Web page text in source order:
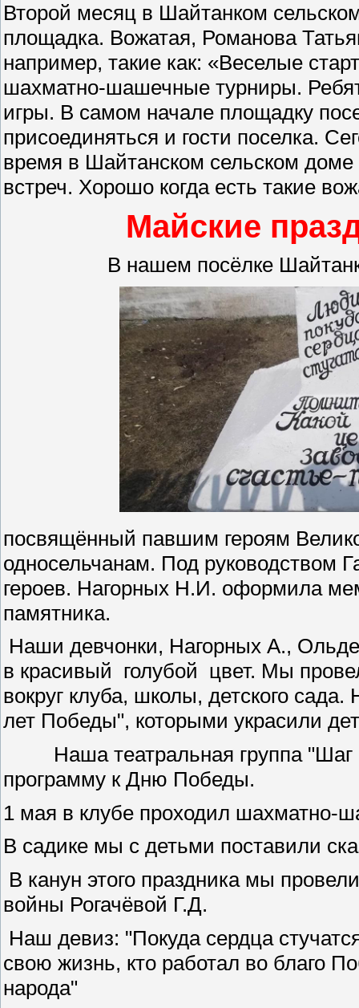
Второй месяц в Шайтанком
площадка. Вожатая, Романова
например, такие как: «Веселые
шахматно-шашечные турниры.
игры. В самом начале площадку
присоединяться и гости поселка.
время в Шайтанском сельском
встреч. Хорошо когда есть такие
Майские
В нашем посёлке
посвящённый павшим героям
односельчанам. Под руководством
героев. Нагорных Н.И. оформила
памятника.
Наши девчонки, Нагорных А.,
в красивый голубой цвет. Мы
вокруг клуба, школы, детского
лет Победы", которыми украсили
Наша театральная группа "Шаг
программу к Дню Победы.
1 мая в клубе проходил шахматно-
В садике мы с детьми поставили
В канун этого праздника мы
войны Рогачёвой Г.Д.
Наш девиз: "Покуда сердца
свою жизнь, кто работал во благо
народа"